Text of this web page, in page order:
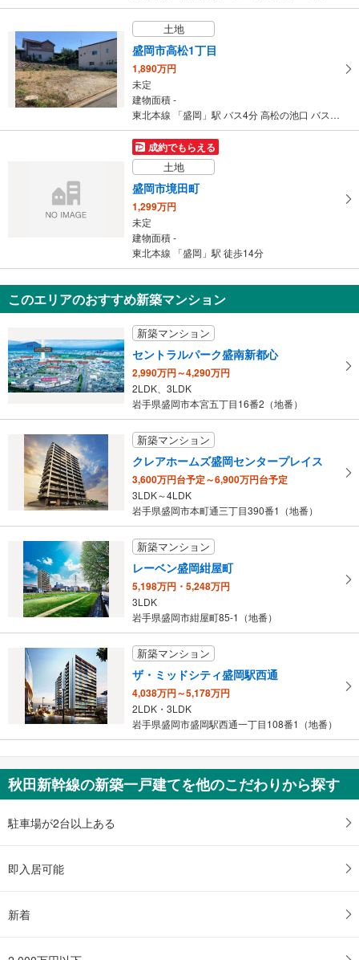
土地
盛岡市高松1丁目
1,890万円
未定
建物面積 -
東北本線 「盛岡」駅 バス4分 高松の池口 バス停下車 徒歩4分
成約でもらえる
土地
盛岡市境田町
1,299万円
未定
建物面積 -
東北本線 「盛岡」駅 徒歩14分
このエリアのおすすめ新築マンション
新築マンション
セントラルパーク盛南新都心
2,990万円～4,290万円
2LDK、3LDK
岩手県盛岡市本宮五丁目16番2（地番）
新築マンション
クレアホームズ盛岡センタープレイス
3,600万円台予定～6,900万円台予定
3LDK～4LDK
岩手県盛岡市本町通三丁目390番1（地番）
新築マンション
レーベン盛岡紺屋町
5,198万円・5,248万円
3LDK
岩手県盛岡市紺屋町85-1（地番）
新築マンション
ザ・ミッドシティ盛岡駅西通
4,038万円～5,178万円
2LDK・3LDK
岩手県盛岡市盛岡駅西通一丁目108番1（地番）
秋田新幹線の新築一戸建てを他のこだわりから探す
駐車場が2台以上ある
即入居可能
新着